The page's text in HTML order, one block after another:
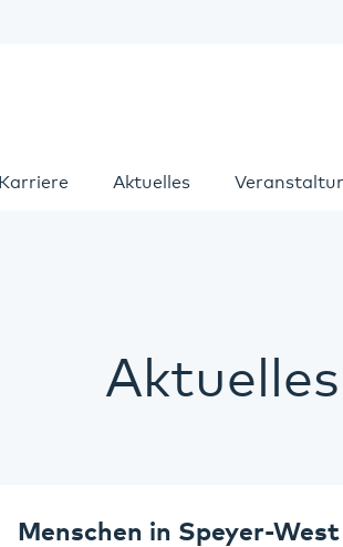
Karriere Aktuelles
Aktuelles
Menschen in Speyer-